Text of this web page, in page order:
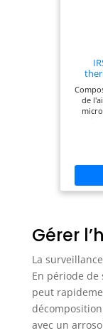
de
la
ce qui
Gérer
La
En période de
peut
avec un